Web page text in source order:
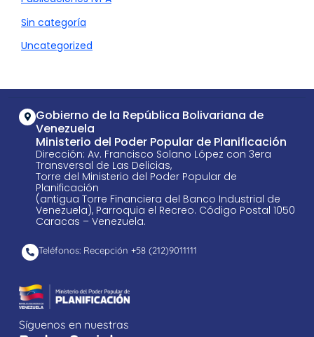
Sin categoría
Uncategorized
Gobierno de la República Bolivariana de
Venezuela
Ministerio del Poder Popular de Planificación
Dirección: Av. Francisco Solano López con 3era
Transversal de Las Delicias,
Torre del Ministerio del Poder Popular de
Planificación
(antigua Torre Financiera del Banco Industrial de
Venezuela), Parroquia el Recreo. Código Postal 1050
Caracas – Venezuela.
Teléfonos: Recepción +58 ​(212)9011111
Síguenos en nuestras